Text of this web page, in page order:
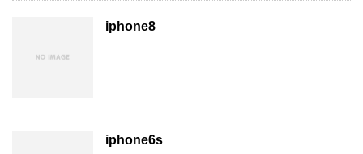
iphone8
iphone6s